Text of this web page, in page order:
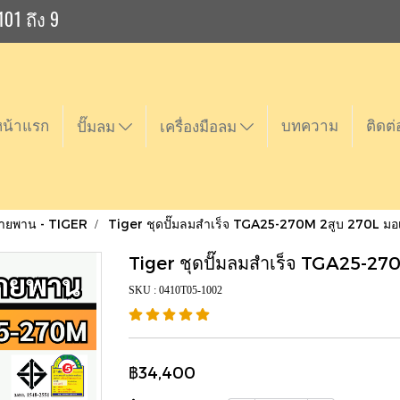
ถึง 9
าแรก ปั๊มลม เครื่องมือลม บทความ ติดต่
พาน - TIGER Tiger ชุดปั๊มลมสำเร็จ TGA25-270M 2สูบ 270L มอ
Tiger ชุดปั๊มลมสำเร็จ TGA25-
SKU : 0410T05-1002
฿34,400